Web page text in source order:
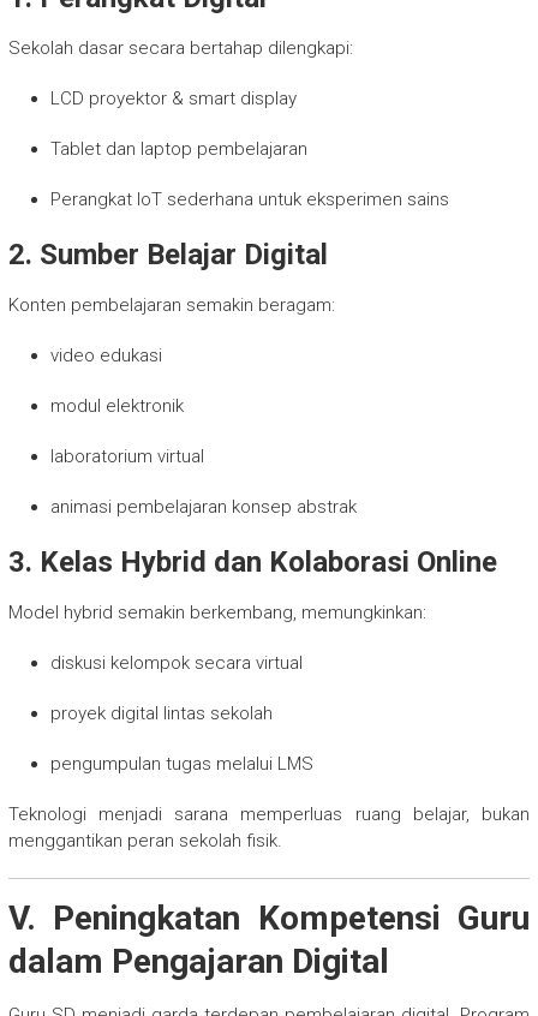
Sekolah dasar secara bertahap dilengkapi:
LCD proyektor & smart display
Tablet dan laptop pembelajaran
Perangkat IoT sederhana untuk eksperimen sains
2. Sumber Belajar Digital
Konten pembelajaran semakin beragam:
video edukasi
modul elektronik
laboratorium virtual
animasi pembelajaran konsep abstrak
3. Kelas Hybrid dan Kolaborasi Online
Model hybrid semakin berkembang, memungkinkan:
diskusi kelompok secara virtual
proyek digital lintas sekolah
pengumpulan tugas melalui LMS
Teknologi menjadi sarana memperluas ruang belajar, bukan
menggantikan peran sekolah fisik.
V. Peningkatan Kompetensi Guru
dalam Pengajaran Digital